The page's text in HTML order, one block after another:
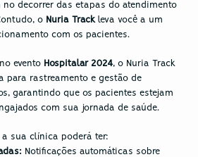
decorrer das etapas do atendimento
o Nuria Track leva você a um
com os pacientes.
evento Hospitalar 2024, o Nuria Track
para rastreamento e gestão de
garantindo que os pacientes estejam
com sua jornada de saúde.
sua clínica poderá ter:
Notificações automáticas sobre